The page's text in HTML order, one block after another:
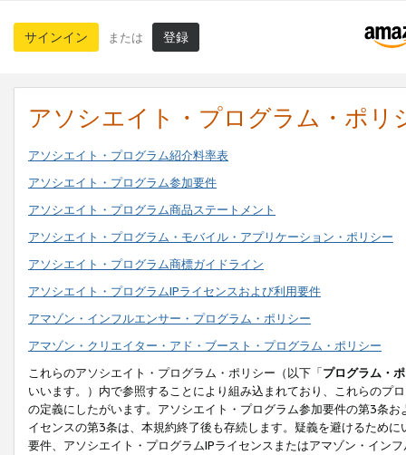
サインイン または 登録
アソシエイト・プログラム・ポリ
アソシエイト・プログラム紹介料率表
アソシエイト・プログラム参加要件
アソシエイト・プログラム商品ステートメント
アソシエイト・プログラム・モバイル・アプリケーション・ポリシー
アソシエイト・プログラム商標ガイドライン
アソシエイト・プログラムIPライセンスおよび利用要件
アマゾン・インフルエンサー・プログラム・ポリシー
アマゾン・クリエイター・アド・ブースト・プログラム・ポリシー
これらのアソシエイト・プログラム・ポリシー（以下「プログラム・
いいます。）内で参照することにより組み込まれており、これらのプ
の定義にしたがいます。アソシエイト・プログラム参加要件の第3条
イセンスの第3条は、本規約終了後も存続します。疑義を避けるため
要件、アソシエイト・プログラムIPライセンスまたはアマゾン・イン